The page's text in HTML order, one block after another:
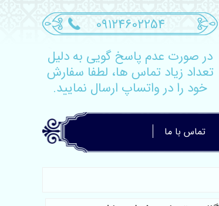
09124602254
در صورت عدم پاسخ گویی به دلیل
تعداد زیاد تماس ها، لطفا سفارش
خود را در واتساپ ارسال نمایید.
تماس با ما